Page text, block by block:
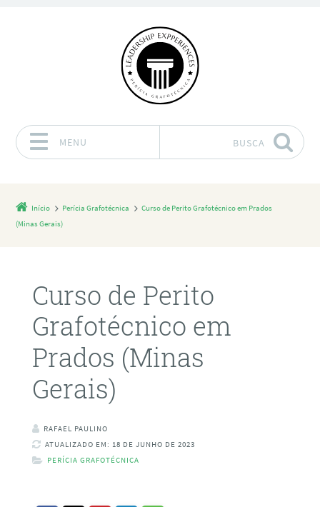
MENU BUSCA
Início Perícia Grafotécnica
Curso de Perito Grafotécnico em Prados
(Minas Gerais)
Curso de Perito
Grafotécnico em
Prados (Minas
Gerais)
RAFAEL PAULINO
ATUALIZADO EM: 18 DE JUNHO DE 2023
PERÍCIA GRAFOTÉCNICA